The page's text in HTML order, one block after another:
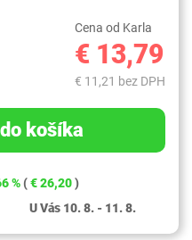
Cena od Karla
€ 13,79
€ 11,21 bez DPH
košíka
% (€ 26,20)
U Vás 10. 8. - 11. 8.